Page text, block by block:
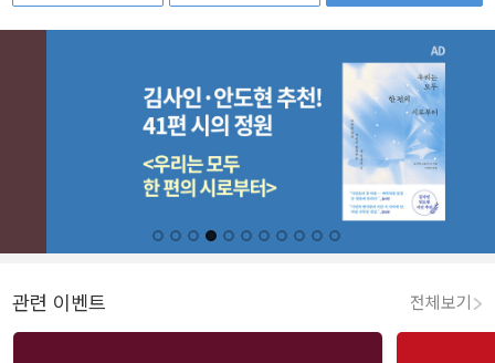
관련 이벤트 전체보기